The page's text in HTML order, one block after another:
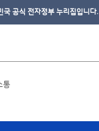
국 공식 전자정부 누리집입니다.
통